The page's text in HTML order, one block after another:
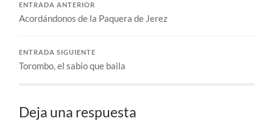
ENTRADA ANTERIOR
Acordándonos de la Paquera de Jerez
ENTRADA SIGUIENTE
Torombo, el sabio que baila
Deja una respuesta